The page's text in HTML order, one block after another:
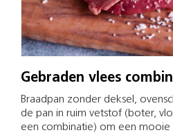
Gebraden vlees
Braadpan zonder deksel,
de pan in ruim vetstof (boter,
een combinatie) om een mooie